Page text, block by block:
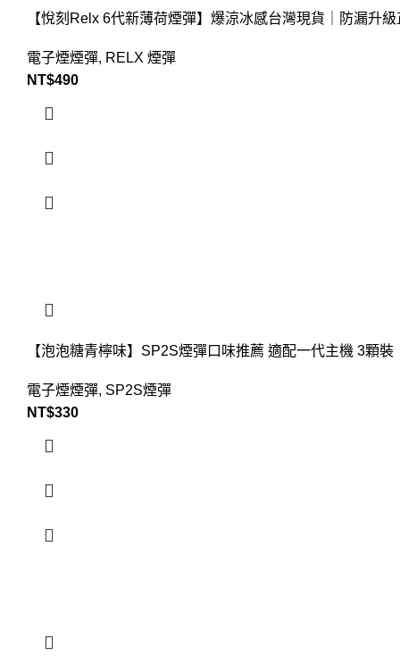
【悅刻Relx 6代新薄荷煙彈】爆涼冰感台灣現貨｜防漏升級
電子煙煙彈, RELX 煙彈
NT$490
【泡泡糖青檸味】SP2S煙彈口味推薦 適配一代主機 3顆裝
電子煙煙彈, SP2S煙彈
NT$330